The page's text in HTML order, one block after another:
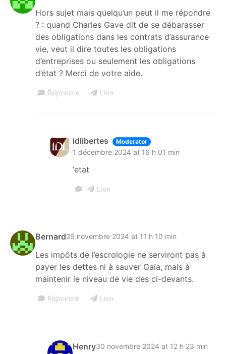
Hors sujet mais quelqu’un peut il me répondre
? : quand Charles Gave dit de se débarasser
des obligations dans les contrats d’assurance
vie, veut il dire toutes les obligations
d’entreprises ou seulement les obligations
d’état ? Merci de votre aide.
Répondre Lien
idlibertes Moderator
1 décembre 2024 at 16 h 01 min
‘etat
Lien
Bernard26 novembre 2024 at 11 h 10 min
Les impôts de l’escrologie ne serviront pas à
payer les dettes ni à sauver Gaïa, mais à
maintenir le niveau de vie des ci-devants.
Répondre Lien
Henry30 novembre 2024 at 12 h 23 min